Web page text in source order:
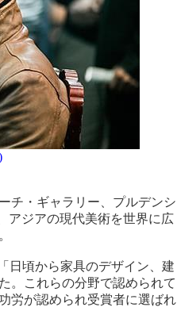
チ・ギャラリー、プルデンシ
アジアの現代美術を世界に広
日頃から家具のデザイン、建
。これらの分野で認められて
労が認められ受賞者に選ばれ